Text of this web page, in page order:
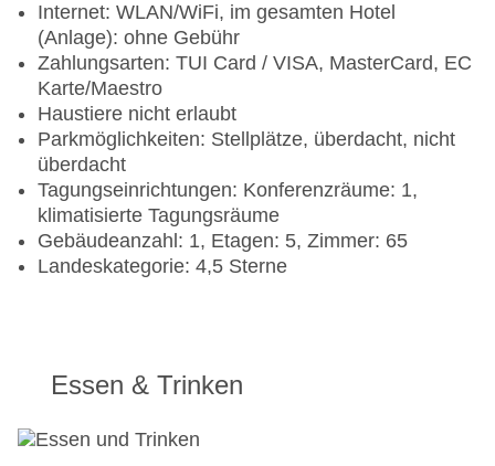
Internet: WLAN/WiFi, im gesamten Hotel
(Anlage): ohne Gebühr
Zahlungsarten: TUI Card / VISA, MasterCard, EC
Karte/Maestro
Haustiere nicht erlaubt
Parkmöglichkeiten: Stellplätze, überdacht, nicht
überdacht
Tagungseinrichtungen: Konferenzräume: 1,
klimatisierte Tagungsräume
Gebäudeanzahl: 1, Etagen: 5, Zimmer: 65
Landeskategorie: 4,5 Sterne
Essen & Trinken